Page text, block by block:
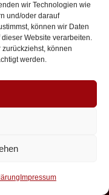
wir Technologien wie
und/oder darauf
können wir Daten
Website verarbeiten.
können
werden.
Impressum
Datei)